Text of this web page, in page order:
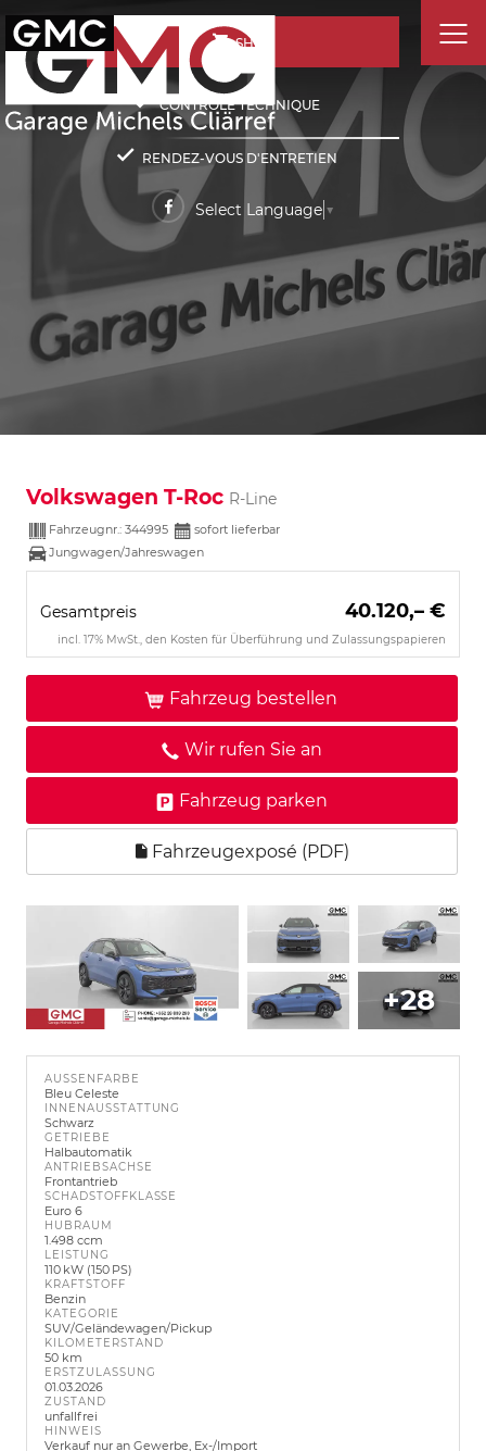
SHOP
CONTRÔLE TECHNIQUE
RENDEZ-VOUS D'ENTRETIEN
Select Language ▼
Volkswagen T-Roc R-Line
Fahrzeugnr.: 344995
sofort lieferbar
Jungwagen/Jahreswagen
Gesamtpreis 40.120,– €
incl. 17% MwSt., den Kosten für Überführung und Zulassungspapieren
Fahrzeug bestellen
Wir rufen Sie an
Fahrzeug parken
Fahrzeugexposé (PDF)
+28
AUSSENFARBE
Bleu Celeste
INNENAUSSTATTUNG
Schwarz
GETRIEBE
Halbautomatik
ANTRIEBSACHSE
Frontantrieb
SCHADSTOFFKLASSE
Euro 6
HUBRAUM
1.498 ccm
LEISTUNG
110 kW (150 PS)
KRAFTSTOFF
Benzin
KATEGORIE
SUV/Geländewagen/Pickup
KILOMETERSTAND
50 km
ERSTZULASSUNG
01.03.2026
ZUSTAND
unfallfrei
HINWEIS
Verkauf nur an Gewerbe, Ex-/Import